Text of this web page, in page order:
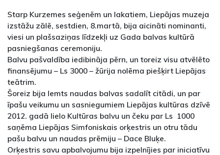
Starp Kurzemes seģenēm un lakatiem, Liepājas muzeja
izstāžu zālē, sestdien, 8.martā, bija aicināti nominanti,
viesi un plašsaziņas līdzekļi uz Gada balvas kultūrā
pasniegšanas ceremoniju.
Balvu pašvaldība iedibināja pērn, un toreiz visu atvēlēto
finansējumu – Ls 3000 – žūrija nolēma piešķirt Liepājas
teātrim.
Šoreiz bija lemts naudas balvas sadalīt citādi, un par
īpašu veikumu un sasniegumiem Liepājas kultūras dzīvē
2012. gadā lielo Kultūras balvu un čeku par Ls 1000
saņēma Liepājas Simfoniskais orķestris un otru tādu
pašu balvu un naudas prēmiju – Dace Bluķe.
Orķestris savu apbalvojumu bija izpelnījies par iniciatīvu